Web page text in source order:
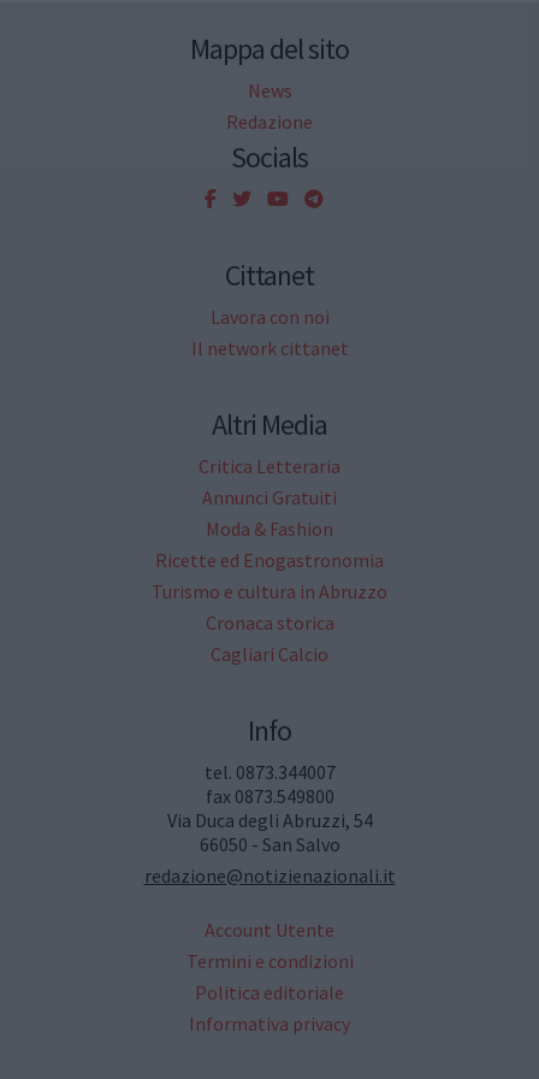
Mappa del sito
News
Redazione
Socials
Cittanet
Lavora con noi
Il network cittanet
Altri Media
Critica Letteraria
Annunci Gratuiti
Moda & Fashion
Ricette ed Enogastronomia
Turismo e cultura in Abruzzo
Cronaca storica
Cagliari Calcio
Info
tel. 0873.344007
fax 0873.549800
Via Duca degli Abruzzi, 54
66050 - San Salvo
redazione@notizienazionali.it
Account Utente
Termini e condizioni
Politica editoriale
Informativa privacy